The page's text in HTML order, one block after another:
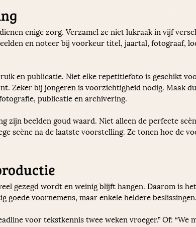
enige zorg. Verzamel ze niet lukraak in vijf
en noteer bij voorkeur titel, jaartal, fotograaf,
en publicatie. Niet elke repetitiefoto is geschikt
Zeker bij jongeren is voorzichtigheid nodig. Maak
publicatie en archivering.
zijn beelden goud waard. Niet alleen de perfecte
scène na de laatste voorstelling. Ze tonen hoe de
gezegd wordt en weinig blijft hangen. Daarom is
voornemens, maar enkele heldere beslissingen.
voor tekstkennis twee weken vroeger.” Of: “We